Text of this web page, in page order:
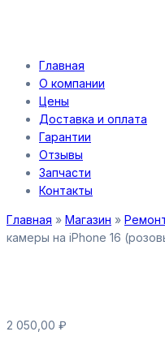
Главная
О компании
Цены
Доставка и оплата
Гарантии
Отзывы
Запчасти
Контакты
Главная » Магазин »
камеры на iPhone 16
2 050,00 ₽